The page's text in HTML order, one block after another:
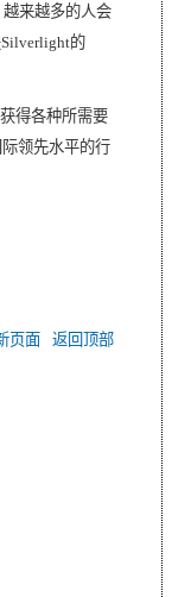
越来越多的人会
Silverlight的
得各种所需要
领先水平的行
页面 返回顶部